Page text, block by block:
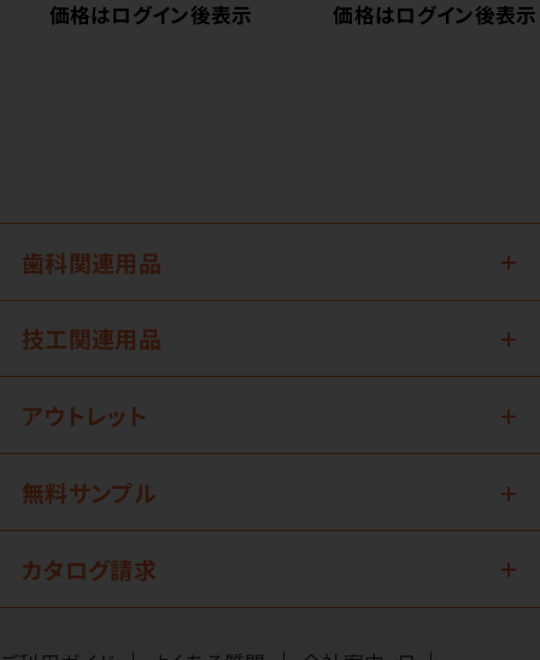
価格はログイン後表示
価格はログイン後表示
歯科関連用品
技工関連用品
アウトレット
無料サンプル
カタログ請求